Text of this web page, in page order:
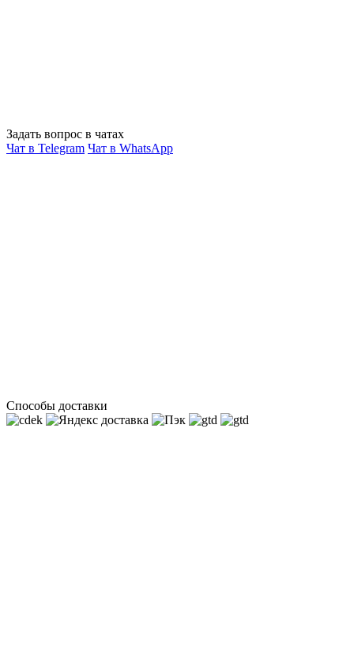
Задать вопрос в чатах
Чат в Telegram Чат в WhatsApp
Способы доставки